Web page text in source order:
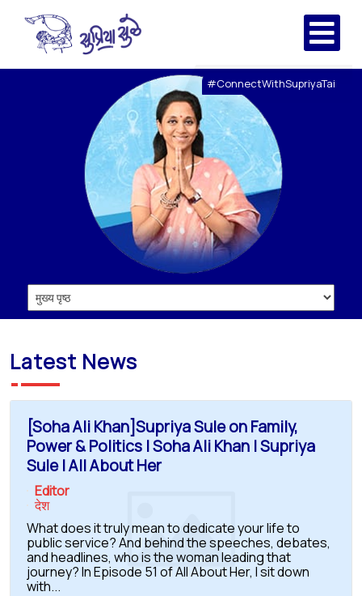
#ConnectWithSupriyaTai
Latest News
[Soha Ali Khan]Supriya Sule on Family,
Power & Politics | Soha Ali Khan | Supriya
Sule | All About Her
Editor
देश
What does it truly mean to dedicate your life to
public service? And behind the speeches, debates,
and headlines, who is the woman leading that
journey? In Episode 51 of All About Her, I sit down
with...